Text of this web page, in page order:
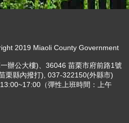
2019 Miaoli County Government
辦公大樓)、36046 苗栗市府前路1號
栗縣內撥打), 037-322150(外縣市)
（彈性上班時間：上午